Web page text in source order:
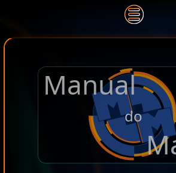
Manual
do